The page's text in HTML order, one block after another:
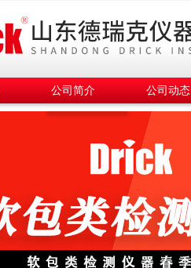
公司简介 公司动态